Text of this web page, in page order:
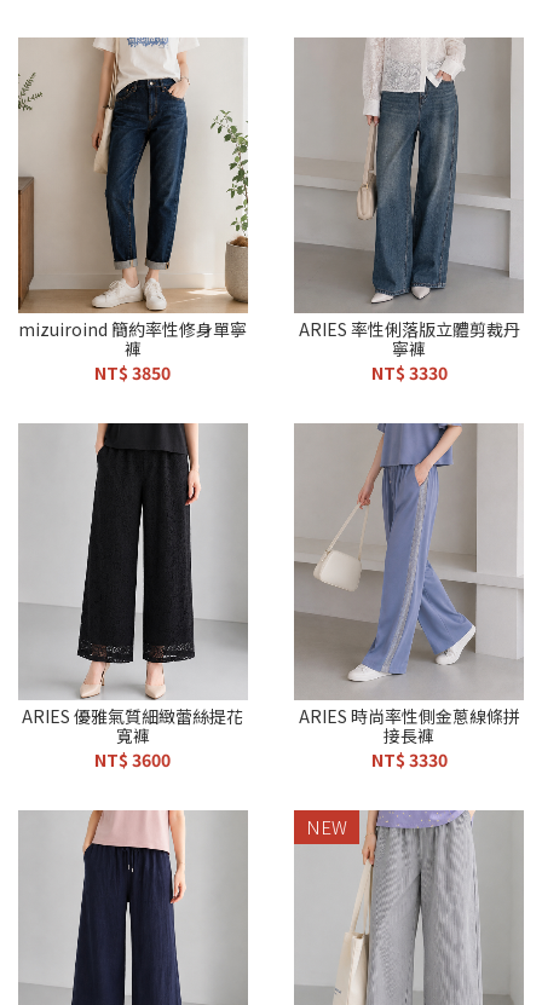
mizuiroind 簡約率性修身單寧
褲
NT$ 3850
ARIES 率性俐落版立體剪裁丹
寧褲
NT$ 3330
ARIES 優雅氣質細緻蕾絲提花
寬褲
NT$ 3600
ARIES 時尚率性側金蔥線條拼
接長褲
NT$ 3330
NEW